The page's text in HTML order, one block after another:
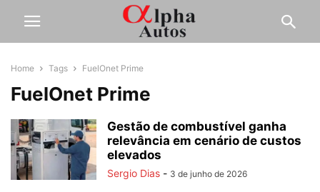
Home Tags FuelOnet Prime
FuelOnet Prime
Gestão de combustível ganha
relevância em cenário de custos
elevados
Sergio Dias - 3 de junho de 2026